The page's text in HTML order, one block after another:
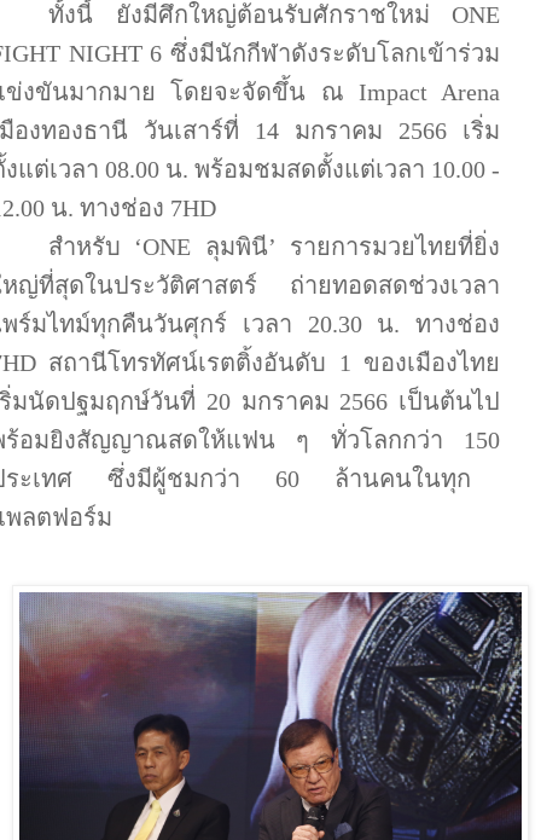
ทั้งนี้ ยังมีศึกใหญ่ต้อนรับศักราชใหม่ ONE
NIGHT 6 ซึ่งมีนักกีฬาดังระดับโลกเข้าร่วม
ข่งขันมากมาย โดยจะจัดขึ้น ณ Impact Arena
มืองทองธานี วันเสาร์ที่ 14 มกราคม 2566 เริ่ม
แต่เวลา 08.00 น. พร้อมชมสดตั้งแต่เวลา 10.00 -
น. ทางช่อง 7HD
สำหรับ ‘ONE ลุมพินี’ รายการมวยไทยที่ยิ่ง
หญ่ที่สุดในประวัติศาสตร์ ถ่ายทอดสดช่วงเวลา
พร์มไทม์ทุกคืนวันศุกร์ เวลา 20.30 น. ทางช่อง
สถานีโทรทัศน์เรตติ้งอันดับ 1
ของเมืองไทย
ริ่มนัดปฐมฤกษ์วันที่ 20มกราคม 2566 เป็นต้นไป
ร้อมยิงสัญญาณสดให้แฟน ๆ ทั่วโลกกว่า 150
ระเทศ ซึ่งมีผู้ชมกว่า 60 ล้านคนในทุก
พลตฟอร์ม